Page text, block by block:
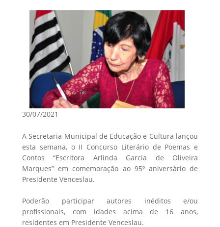
30/07/2021
A Secretaria Municipal de Educação e Cultura lançou
esta semana, o II Concurso Literário de Poemas e
Contos “Escritora Arlinda Garcia de Oliveira
Marques” em comemoração ao 95º aniversário de
Presidente Venceslau.
Poderão participar autores inéditos e/ou
profissionais, com idades acima de 16 anos,
residentes em Presidente Venceslau.